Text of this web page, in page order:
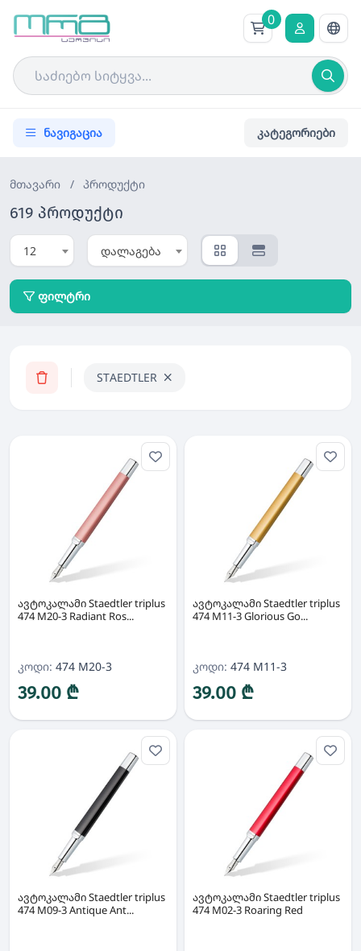
0
ნავიგაცია კატეგორიები
მთავარი / პროდუქტი
619 პროდუქტი
12 დალაგება
ფილტრი
STAEDTLER
ავტოკალამი Staedtler triplus
474 M20-3 Radiant Ros...
კოდი: 474 M20-3
39.00 ₾
ავტოკალამი Staedtler triplus
474 M11-3 Glorious Go...
კოდი: 474 M11-3
39.00 ₾
ავტოკალამი Staedtler triplus
474 M09-3 Antique Ant...
ავტოკალამი Staedtler triplus
474 M02-3 Roaring Red